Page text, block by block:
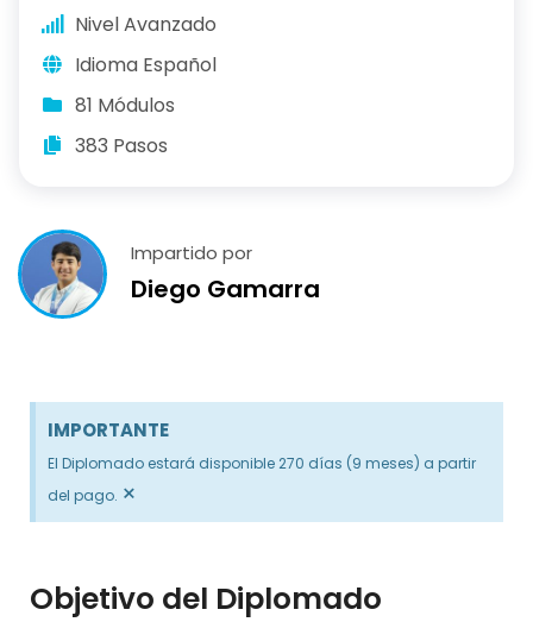
Nivel Avanzado
Idioma Español
81 Módulos
383 Pasos
Impartido por
Diego Gamarra
IMPORTANTE
El Diplomado estará disponible 270 días (9 meses) a partir
del pago. ×
Objetivo del Diplomado